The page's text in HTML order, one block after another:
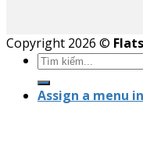
Copyright 2026 ©
Assign a menu